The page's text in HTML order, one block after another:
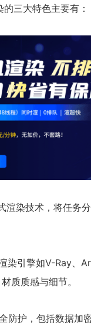
三大特色主要有：
渲染技术，将任务
染引擎如V-Ray、
质质感与细节。
防护，包括数据加